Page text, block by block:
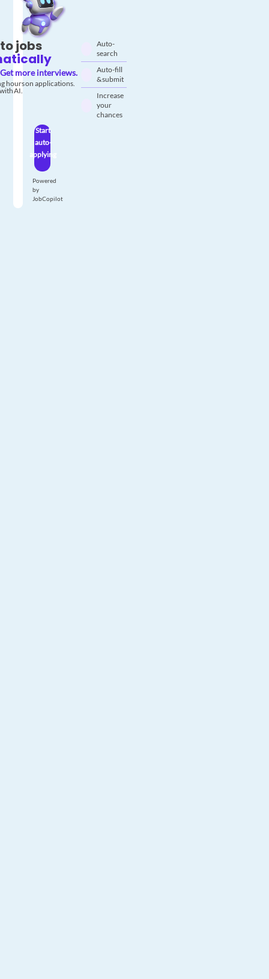
jobs
Get more interviews.
hours on applications.
AI.
Auto-
search
Auto-fill
& submit
Increase
your
chances
Start
auto-
applying
Powered
by
JobCopilot